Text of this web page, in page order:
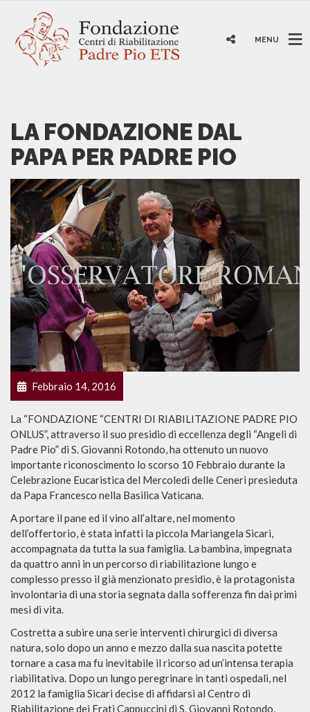
MENU
LA FONDAZIONE DAL
PAPA PER PADRE PIO
Febbraio 14, 2016
La “FONDAZIONE “CENTRI DI RIABILITAZIONE PADRE PIO
ONLUS”, attraverso il suo presidio di eccellenza degli “Angeli di
Padre Pio” di S. Giovanni Rotondo, ha ottenuto un nuovo
importante riconoscimento lo scorso 10 Febbraio durante la
Celebrazione Eucaristica del Mercoledì delle Ceneri presieduta
da Papa Francesco nella Basilica Vaticana.
A portare il pane ed il vino all’altare, nel momento
dell’offertorio, è stata infatti la piccola Mariangela Sicari,
accompagnata da tutta la sua famiglia. La bambina, impegnata
da quattro anni in un percorso di riabilitazione lungo e
complesso presso il già menzionato presidio, è la protagonista
involontaria di una storia segnata dalla sofferenza fin dai primi
mesi di vita.
Costretta a subire una serie interventi chirurgici di diversa
natura, solo dopo un anno e mezzo dalla sua nascita potette
tornare a casa ma fu inevitabile il ricorso ad un’intensa terapia
riabilitativa. Dopo un lungo peregrinare in tanti ospedali, nel
2012 la famiglia Sicari decise di affidarsi al Centro di
Riabilitazione dei Frati Cappuccini di S. Giovanni Rotondo,